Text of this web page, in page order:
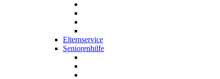
Elternservice
Seniorenhilfe